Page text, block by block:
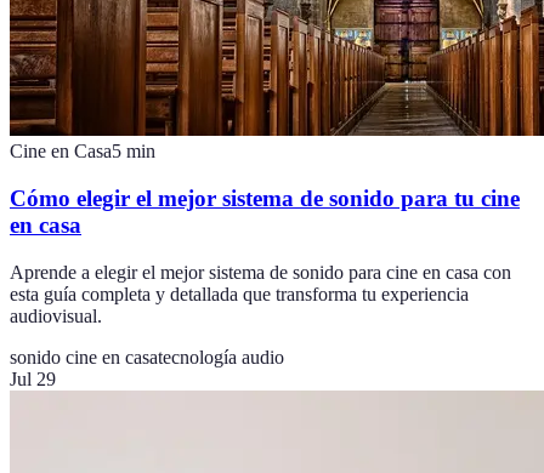
Cine en Casa5 min
Cómo elegir el mejor sistema de sonido para tu cine
en casa
Aprende a elegir el mejor sistema de sonido para cine en casa con
esta guía completa y detallada que transforma tu experiencia
audiovisual.
sonido cine en casatecnología audio
Jul 29